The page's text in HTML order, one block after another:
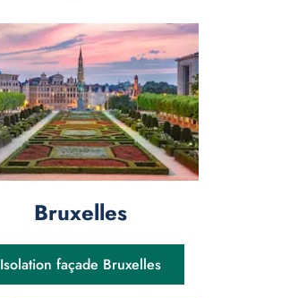
Bruxelles
Isolation façade Bruxelles